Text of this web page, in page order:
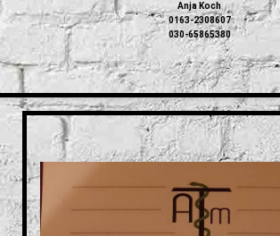
Anja Koch
0163-2308607
030-65865380